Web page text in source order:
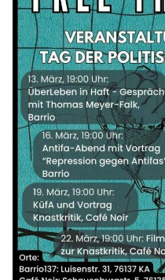
Eigentumsverhältnisse
möchte, wird